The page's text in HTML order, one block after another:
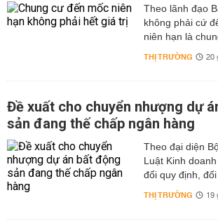
Theo lãnh đạo
không phải cứ
niên hạn là
THỊ TRƯỜNG 20
Đề xuất cho chuyển nhượng dự
sản đang thế chấp ngân hàng
Theo đại diện
Luật Kinh
đổi quy định, đối
THỊ TRƯỜNG 19